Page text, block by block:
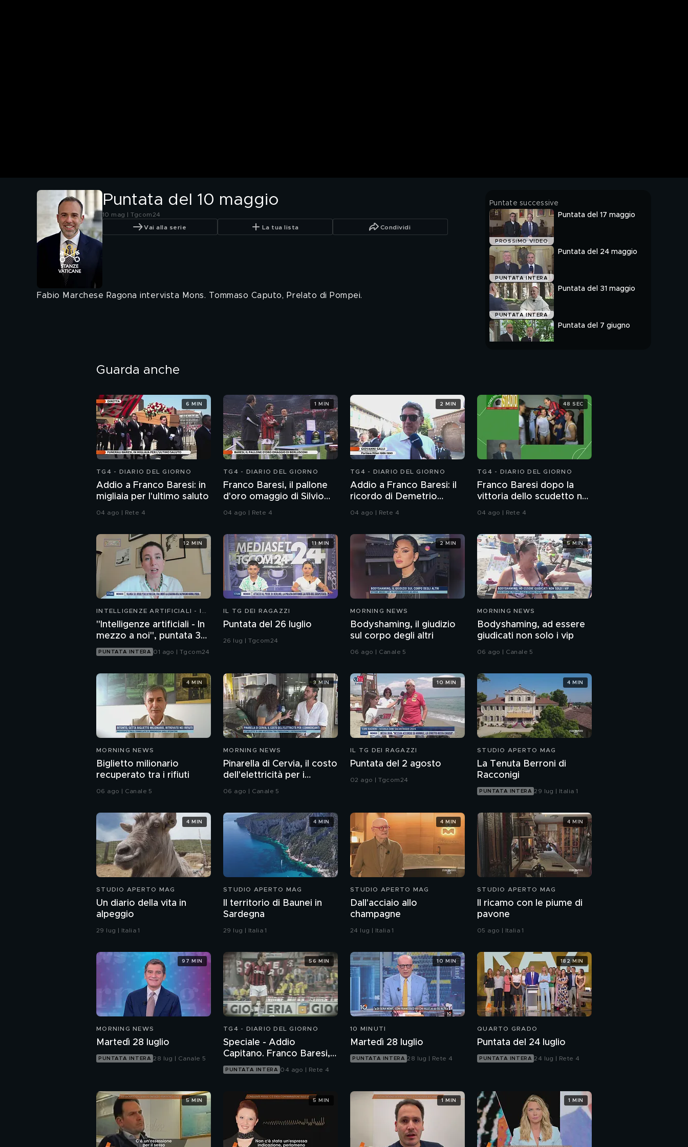
Puntata del 10 maggio
10 mag | Tgcom24
Vai alla serie La tua lista Condividi
Fabio Marchese Ragona intervista Mons. Tommaso Caputo, Prelato di Pompei.
Puntate successive
PROSSIMO VIDEO
Puntata del 17 maggio
PUNTATA INTERA
Puntata del 24 maggio
PUNTATA INTERA
Puntata del 31 maggio
Puntata del 7 giugno
Guarda anche
TG4 - DIARIO DEL GIORNO
Addio a Franco Baresi: in
migliaia per l'ultimo saluto
04 ago | Rete 4
6 MIN
TG4 - DIARIO DEL GIORNO
Franco Baresi, il pallone
d'oro omaggio di Silvio
Berlusconi
04 ago | Rete 4
1 MIN
TG4 - DIARIO DEL GIORNO
Addio a Franco Baresi: il
ricordo di Demetrio
Albertini, Clarence
04 ago | Rete 4
2 MIN
TG4 - DIARIO DEL GIORNO
Franco Baresi dopo la
vittoria dello scudetto nel
04 ago | Rete 4
48 SEC
INTELLIGENZE ARTIFICIALI - IN
"Intelligenze artificiali - In
mezzo a noi", puntata 36:
chatbot emotivi e minori
PUNTATA INTERA 01 ago | Tgcom24
12 MIN
IL TG DEI RAGAZZI
Puntata del 26 luglio
26 lug | Tgcom24
11 MIN
MORNING NEWS
Bodyshaming, il giudizio
sul corpo degli altri
06 ago | Canale 5
2 MIN
MORNING NEWS
Bodyshaming, ad essere
giudicati non solo i vip
06 ago | Canale 5
5 MIN
MORNING NEWS
Biglietto milionario
recuperato tra i rifiuti
06 ago | Canale 5
4 MIN
MORNING NEWS
Pinarella di Cervia, il costo
dell'elettricità per i
commercianti
06 ago | Canale 5
3 MIN
IL TG DEI RAGAZZI
Puntata del 2 agosto
02 ago | Tgcom24
10 MIN
STUDIO APERTO MAG
La Tenuta Berroni di
Racconigi
PUNTATA INTERA 29 lug | Italia 1
4 MIN
STUDIO APERTO MAG
Un diario della vita in
alpeggio
29 lug | Italia 1
4 MIN
STUDIO APERTO MAG
Il territorio di Baunei in
Sardegna
29 lug | Italia 1
4 MIN
STUDIO APERTO MAG
Dall'acciaio allo
champagne
24 lug | Italia 1
4 MIN
STUDIO APERTO MAG
Il ricamo con le piume di
pavone
05 ago | Italia 1
4 MIN
MORNING NEWS
Martedì 28 luglio
PUNTATA INTERA 28 lug | Canale 5
97 MIN
TG4 - DIARIO DEL GIORNO
Speciale - Addio
Capitano. Franco Baresi,
un grande italiano
PUNTATA INTERA 04 ago | Rete 4
56 MIN
10 MINUTI
Martedì 28 luglio
PUNTATA INTERA 28 lug | Rete 4
10 MIN
QUARTO GRADO
Puntata del 24 luglio
PUNTATA INTERA 24 lug | Rete 4
182 MIN
5 MIN 5 MIN 1 MIN 1 MIN